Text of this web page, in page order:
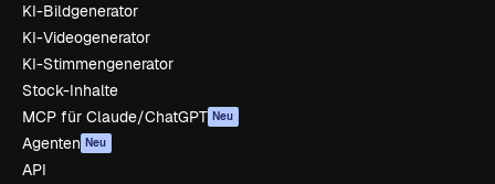
KI-Bildgenerator
KI-Videogenerator
KI-Stimmengenerator
Stock-Inhalte
MCP für Claude/ChatGPT Neu
Agenten Neu
API